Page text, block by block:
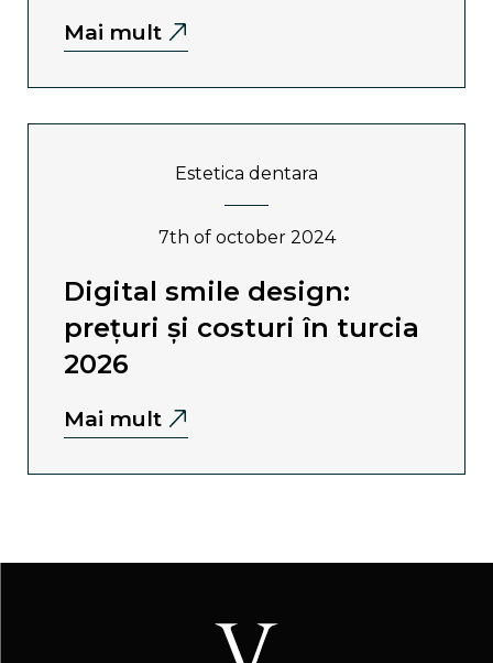
Mai mult
estetica dentara
7th of october 2024
digital smile design:
prețuri și costuri în turcia
2026
Mai mult